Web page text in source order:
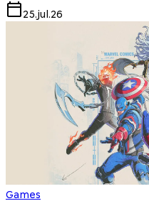
25.jul.26
Games